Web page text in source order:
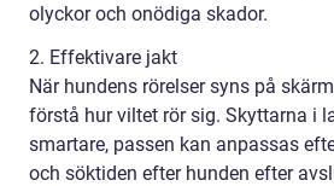
olyckor och onödiga skador.
2. Effektivare jakt
När hundens rörelser syns på
förstå hur viltet rör sig. Skyttarna i
smartare, passen kan anpassas
och söktiden efter hunden efter